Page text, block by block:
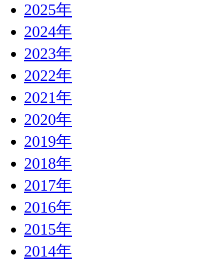
2025年
2024年
2023年
2022年
2021年
2020年
2019年
2018年
2017年
2016年
2015年
2014年